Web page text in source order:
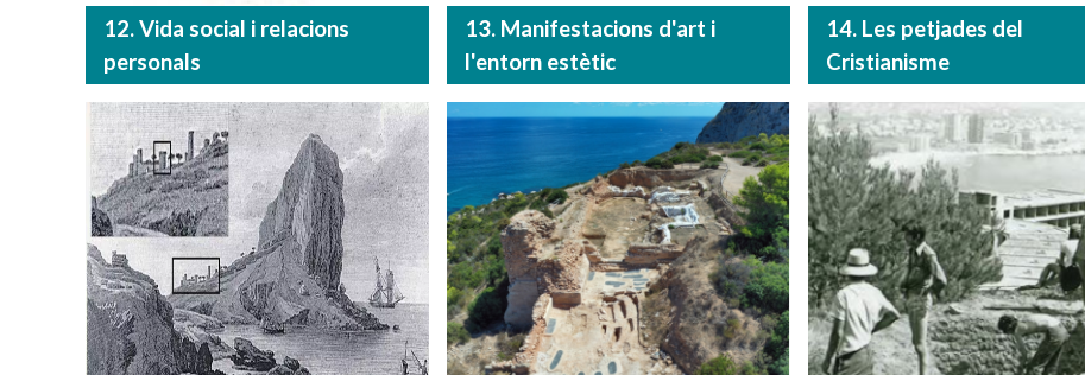
12. Vida social i relacions
personals
13. Manifestacions d'art i
l'entorn estètic
14. Les petjades del
Cristianisme